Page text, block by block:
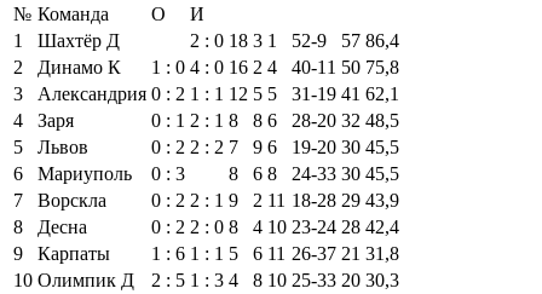
№ Команда О
И
1
Шахтёр Д 2 : 0 18 3 1 52‑9 57 86,4
2
Динамо К 1 : 0 4 : 0 16 2 4 40‑11 50 75,8
3
Александрия 0 : 2 1 : 1 12 5 5 31‑19 41 62,1
4
Заря 0 : 1 2 : 1 8 8 6 28‑20 32 48,5
5
Львов 0 : 2 2 : 2 7 9 6 19‑20 30 45,5
6
Мариуполь 0 : 3 8 6 8 24‑33 30 45,5
7
Ворскла 0 : 2 2 : 1 9 2 11 18‑28 29 43,9
8
Десна 0 : 2 2 : 0 8 4 10 23‑24 28 42,4
9
Карпаты 1 : 6 1 : 1 5 6 11 26‑37 21 31,8
10 Олимпик Д 2 : 5 1 : 3 4 8 10 25‑33 20 30,3